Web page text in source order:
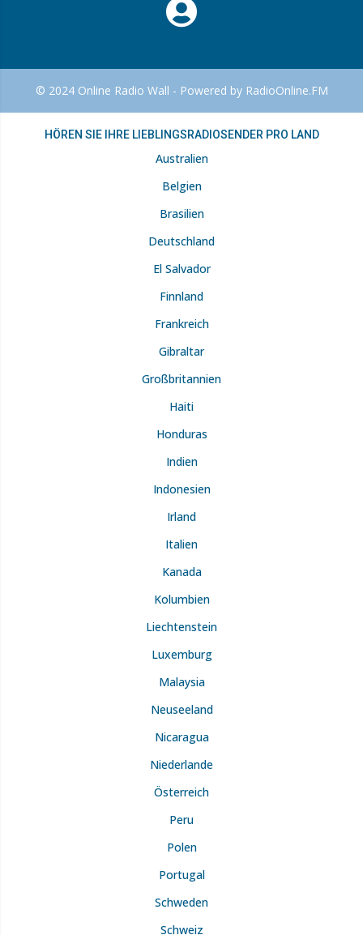
© 2024 Online Radio Wall - Powered by RadioOnline.FM
HÖREN SIE IHRE LIEBLINGSRADIOSENDER PRO LAND
Australien
Belgien
Brasilien
Deutschland
El Salvador
Finnland
Frankreich
Gibraltar
Großbritannien
Haiti
Honduras
Indien
Indonesien
Irland
Italien
Kanada
Kolumbien
Liechtenstein
Luxemburg
Malaysia
Neuseeland
Nicaragua
Niederlande
Österreich
Peru
Polen
Portugal
Schweden
Schweiz